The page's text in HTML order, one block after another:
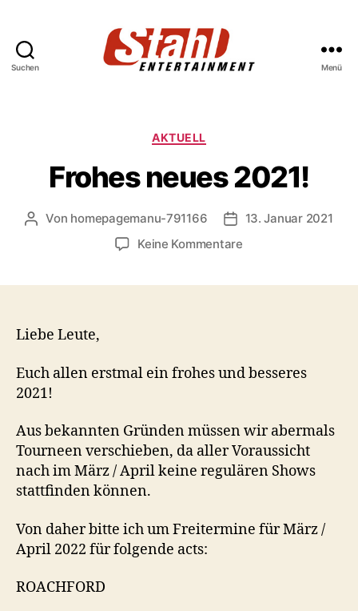
Suchen Menü
Kategorien
AKTUELL
Frohes neues 2021!
Beitragsautor
Von homepagemanu-791166
13. Januar 2021
Keine Kommentarezu
Liebe Leute,
Euch allen erstmal ein frohes und besseres
2021!
Aus bekannten Gründen müssen wir abermals
Tourneen verschieben, da aller Voraussicht
nach im März / April keine regulären Shows
stattfinden können.
Von daher bitte ich um Freitermine für März /
April 2022 für folgende acts:
ROACHFORD